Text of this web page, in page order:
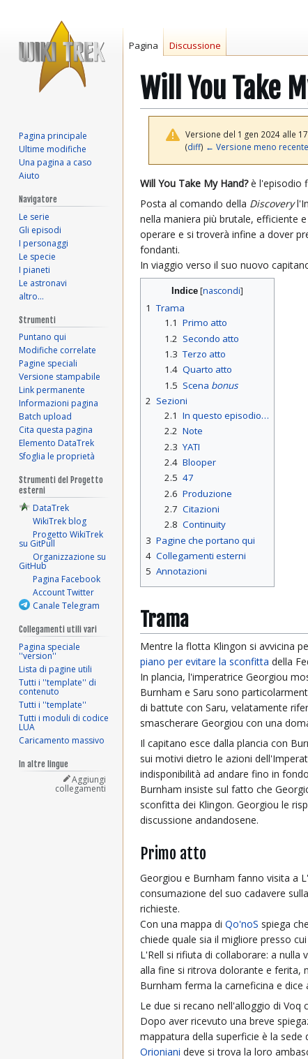
Will You Take
Versione del 1 gen 2024 alle
(diff) ← Versione meno recente
Vai
alla
navigazione
Vai
alla
ricerca
Will You Take My Hand?è l'episodio
Posta al comando della Discovery
nella maniera più brutale, efficiente
operare e si troverà infine a dover
fondanti.
In viaggio verso il suo nuovo
Indice
1 Trama
1.1 Primo atto
1.2 Secondo atto
1.3 Terzo atto
1.4 Quarto atto
1.5 Scena bonus
2 Sezioni
2.1 In questo episodio…
2.2 Note
2.3 YATI
2.4 Blooper
2.5 47
2.6 Produzione
2.7 Citazioni
2.8 Continuity
3 Pagine che portano qui
4 Collegamenti esterni
5 Annotazioni
Trama
Mentre la flotta Klingon si avvicina
piano per evitare la sconfitta della
In plancia, l'imperatrice Georgiou
Burnham e Saru sono
di battute con Saru, velatamente
smascherare Georgiou con una
Il capitano esce dalla plancia con
sui motivi dietro le azioni
indisponibilità ad andare fino in
Burnham insiste sul fatto che
sconfitta dei Klingon. Georgiou le
discussione andandosene.
Primo atto
Georgiou e Burnham fanno visita a
consumazione del suo cadavere
richieste.
Con una mappa di Qo'noS spiega
chiede quale sia il migliore presso
L'Rell si rifiuta di collaborare: a
alla fine si ritrova dolorante e ferita,
Burnham ferma la carneficina e
Le due si recano nell'alloggio di Voq
Dopo aver ricevuto una breve
mappatura della superficie è la sede
Orioniani deve si trova la loro
Pagina Discussione
Pagina principale
Ultime modifiche
Una pagina a caso
Aiuto
Navigatore
Le serie
Gli episodi
I personaggi
Le specie
I pianeti
Le astronavi
altro…
Strumenti
Puntano qui
Modifiche correlate
Pagine speciali
Versione stampabile
Link permanente
Informazioni pagina
Batch upload
Cita questa pagina
Elemento DataTrek
Sfoglia le proprietà
Strumenti del Progetto
esterni
DataTrek
WikiTrek blog
Progetto WikiTrek
su GitPull
Organizzazione su
GitHub
Pagina Facebook
Account Twitter
Canale Telegram
Collegamenti utili vari
Pagina speciale
''version''
Lista di pagine utili
Tutti i ''template'' di
contenuto
Tutti i ''template''
Tutti i moduli di codice
LUA
Caricamento massivo
In altre lingue
Aggiungi
collegamenti